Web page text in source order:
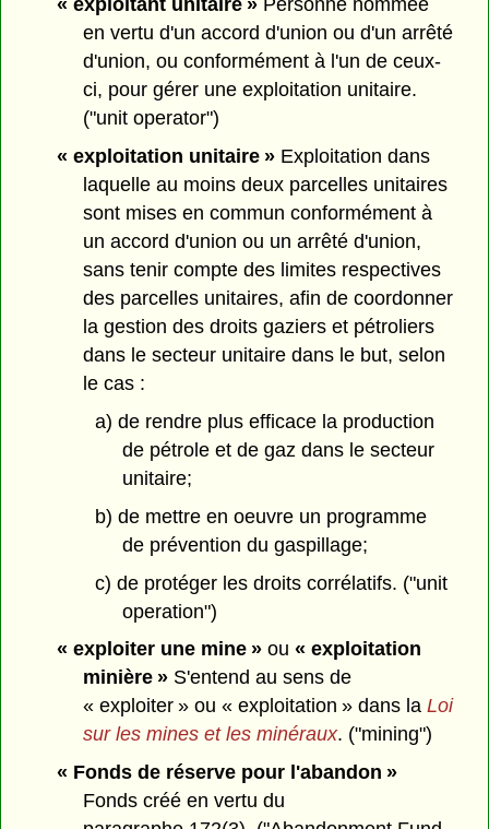
« exploitant unitaire »Personne nommée
en vertu d'un accord d'union ou d'un arrêté
d'union, ou conformément à l'un de ceux-
ci, pour gérer une exploitation unitaire.
("unit operator")
« exploitation unitaire »Exploitation dans
laquelle au moins deux parcelles unitaires
sont mises en commun conformément à
un accord d'union ou un arrêté d'union,
sans tenir compte des limites respectives
des parcelles unitaires, afin de coordonner
la gestion des droits gaziers et pétroliers
dans le secteur unitaire dans le but, selon
le cas :
a) de rendre plus efficace la production
de pétrole et de gaz dans le secteur
unitaire;
b) de mettre en oeuvre un programme
de prévention du gaspillage;
c) de protéger les droits corrélatifs. ("unit
operation")
« exploiter une mine »ou « exploitation
minière » S'entend au sens de
« exploiter » ou « exploitation » dans laLoi
sur les mines et les minéraux. ("mining")
« Fonds de réserve pour l'abandon »
Fonds créé en vertu du